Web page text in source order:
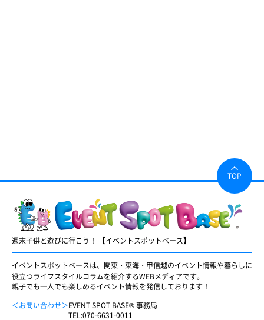
週末子供と遊びに行こう！ 【イベントスポットベース】
イベントスポットベースは、関東・東海・甲信越のイベント情報や暮らしに
役立つライフスタイルコラムを紹介するWEBメディアです。
親子でも一人でも楽しめるイベント情報を発信しております！
＜お問い合わせ＞EVENT SPOT BASE® 事務局
TEL:070-6631-0011
TOP